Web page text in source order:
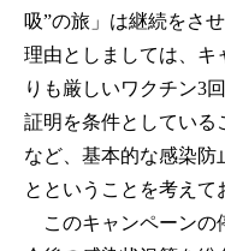
吸”の旅」は継続をさ
理由としましては、キ
りも厳しいワクチン3
証明を条件としている
など、基本的な感染防
とということを考えて
このキャンペーンの